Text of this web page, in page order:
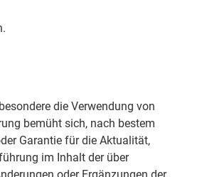
die Verwendung von
bemüht sich, nach bestem
Garantie für die Aktualität,
im Inhalt der über